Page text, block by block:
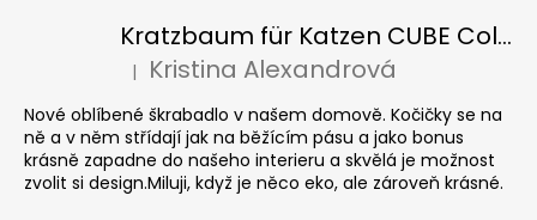
Kratzbaum für Katzen CUBE Colour
Die Produktbewertung beträgt 5 von 5 Sternen.
| Kristina Alexandrová
Nové oblíbené škrabadlo v našem domově. Kočičky se na
ně a v něm střídají jak na běžícím pásu a jako bonus
krásně zapadne do našeho interieru a skvělá je možnost
zvolit si design.Miluji, když je něco eko, ale zároveň krásné.